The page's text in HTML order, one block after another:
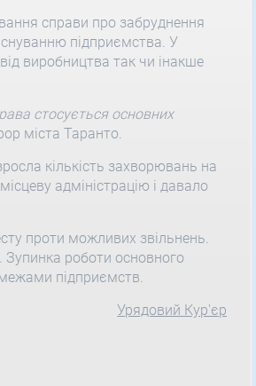
справи про забруднення
підприємства. У
виробництва так чи інакше
стосується основних
міста Таранто.
кількість захворювань на
адміністрацію і давало
проти можливих звільнень.
Зупинка роботи основного
підприємств.
Урядовий Кур'єр